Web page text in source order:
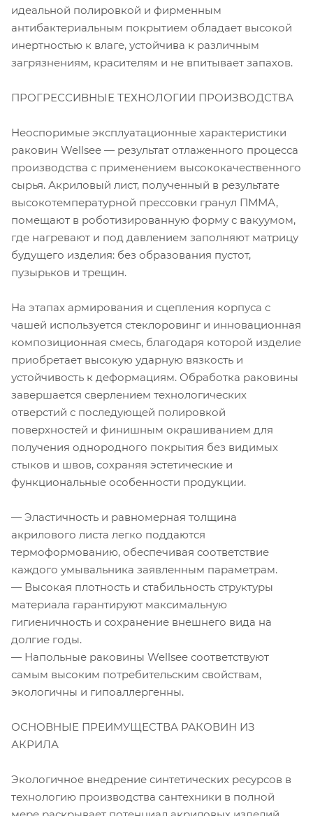
идеальной полировкой и фирменным
антибактериальным покрытием обладает высокой
инертностью к влаге, устойчива к различным
загрязнениям, красителям и не впитывает запахов.
ПРОГРЕССИВНЫЕ ТЕХНОЛОГИИ ПРОИЗВОДСТВА
Неоспоримые эксплуатационные характеристики
раковин Wellsee — результат отлаженного процесса
производства с применением высококачественного
сырья. Акриловый лист, полученный в результате
высокотемпературной прессовки гранул ПММА,
помещают в роботизированную форму с вакуумом,
где нагревают и под давлением заполняют матрицу
будущего изделия: без образования пустот,
пузырьков и трещин.
На этапах армирования и сцепления корпуса с
чашей используется стеклоровинг и инновационная
композиционная смесь, благодаря которой изделие
приобретает высокую ударную вязкость и
устойчивость к деформациям. Обработка раковины
завершается сверлением технологических
отверстий с последующей полировкой
поверхностей и финишным окрашиванием для
получения однородного покрытия без видимых
стыков и швов, сохраняя эстетические и
функциональные особенности продукции.
— Эластичность и равномерная толщина
акрилового листа легко поддаются
термоформованию, обеспечивая соответствие
каждого умывальника заявленным параметрам.
— Высокая плотность и стабильность структуры
материала гарантируют максимальную
гигиеничность и сохранение внешнего вида на
долгие годы.
— Напольные раковины Wellsee соответствуют
самым высоким потребительским свойствам,
экологичны и гипоаллергенны.
ОСНОВНЫЕ ПРЕИМУЩЕСТВА РАКОВИН ИЗ
АКРИЛА
Экологичное внедрение синтетических ресурсов в
технологию производства сантехники в полной